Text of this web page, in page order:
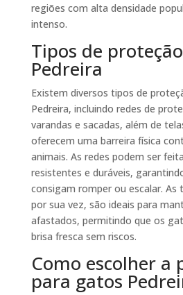
regiões com alta densidade
intenso.
Tipos de
Pedreira
Existem diversos tipos de
Pedreira, incluindo redes de
varandas e sacadas, além de
oferecem uma barreira física
animais. As redes podem ser
resistentes e duráveis,
consigam romper ou escalar. As
por sua vez, são ideais para
afastados, permitindo que os
brisa fresca sem riscos.
Como escolher a
para gatos